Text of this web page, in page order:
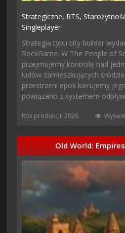
Strategiczne, RTS,
Singleplayer
Strategia typu city builder
RockGame. W The People of
przejmujemy kontrolę nad
ludów zamieszkujących
przestrzeni epok kierujemy
powiązano z systemem
Rok produkcji: 2026
Old World: